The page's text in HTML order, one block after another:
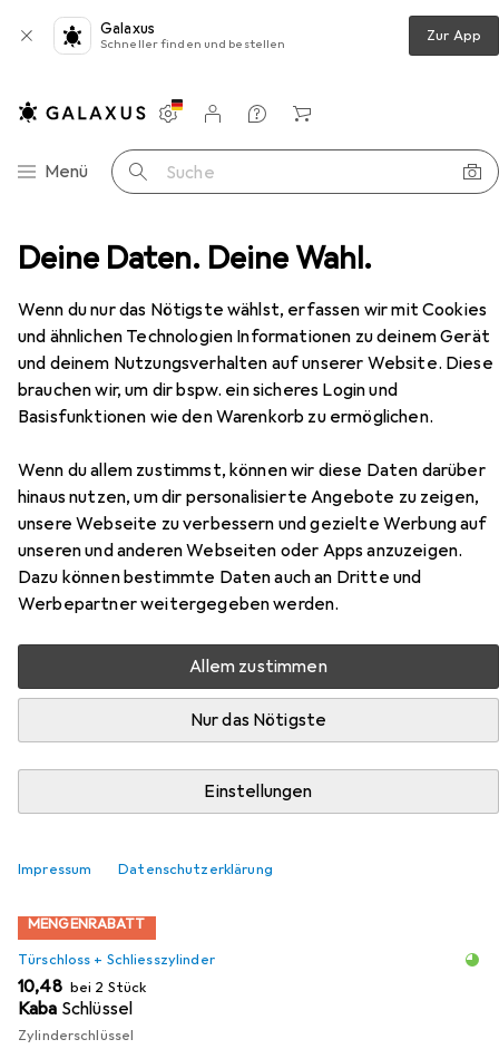
Deine Daten. Deine Wahl.
Wenn du nur das Nötigste wählst, erfassen wir mit Cookies
und ähnlichen Technologien Informationen zu deinem Gerät
und deinem Nutzungsverhalten auf unserer Website. Diese
brauchen wir, um dir bspw. ein sicheres Login und
Basisfunktionen wie den Warenkorb zu ermöglichen.
Wenn du allem zustimmst, können wir diese Daten darüber
hinaus nutzen, um dir personalisierte Angebote zu zeigen,
unsere Webseite zu verbessern und gezielte Werbung auf
unseren und anderen Webseiten oder Apps anzuzeigen.
Dazu können bestimmte Daten auch an Dritte und
Werbepartner weitergegeben werden.
Allem zustimmen
Nur das Nötigste
Einstellungen
Impressum Datenschutzerklärung
Galaxus
Schneller finden und bestellen Zur App
Navigation nach Kategorien
Menü Suche
Einstellungen
Kundenkonto
Vergleichslisten
Merklisten
Warenkorb
+ Türgarnitur Heusser Drehknöpfe 3405 / 3406
EUR
109,–
Heusser Drehknöpfe 3405 / 3406
Türgriff
Zubehör für Heusser Drehknöpfe
3405 / 3406
Hier findest du passendes Zubehör zum Produkt Heusser
Drehknöpfe 3405 / 3406 aus den Kategorien Türschloss
+ Schliesszylinder und Möbelgleiter + Schutzpuffer.
Türschloss + Schliesszylinder
MENGENRABATT
Türschloss + Schliesszylinder
EUR
10,48 bei 2 Stück
Kaba Schlüssel
Zylinderschlüssel